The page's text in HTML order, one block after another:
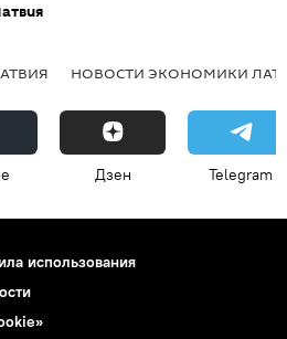
НОВОСТИ ЭКОНОМИКИ
Дзен Telegram
использования